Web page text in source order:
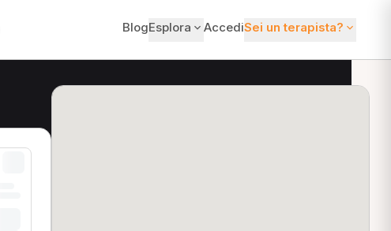
BlogEsplora AccediSei un terapista?